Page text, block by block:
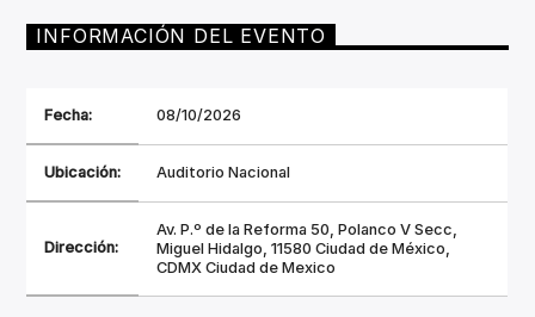
INFORMACIÓN DEL EVENTO
Fecha: 08/10/2026
Ubicación: Auditorio Nacional
Dirección:
Av. P.º de la Reforma 50, Polanco V Secc,
Miguel Hidalgo, 11580 Ciudad de México,
CDMX Ciudad de Mexico